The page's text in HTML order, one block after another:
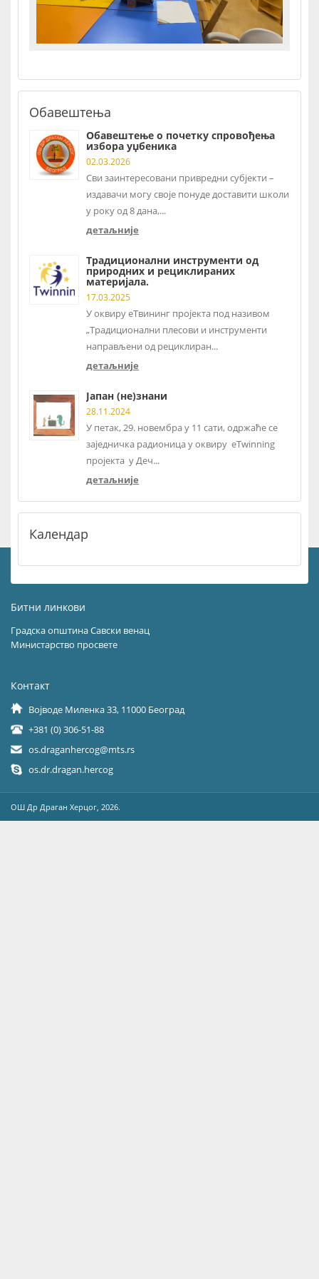
Обавештења
Обавештење о почетку спровођења
избора уџбеника
02.03.2026
Сви заинтересовани привредни субјекти –
издавачи могу своје понуде доставити школи
у року од 8 дана,...
детаљније
Традиционални инструменти од
природних и рециклираних
материјала.
17.03.2025
У оквиру еТвининг пројекта под називом
„Традиционални плесови и инструменти
направљени од рециклиран...
детаљније
Јапан (не)знани
28.11.2024
У петак, 29. новембра у 11 сати, одржаће се
заједничка радионица у оквиру eTwinning
пројекта у Деч...
детаљније
Календар
Битни линкови
Градска општина Савски венац
Министарство просвете
Контакт
Војводе Миленка 33, 11000 Београд
+381 (0) 306-51-88
os.draganhercog@mts.rs
os.dr.dragan.hercog
OШ Др Драган Херцог, 2026.